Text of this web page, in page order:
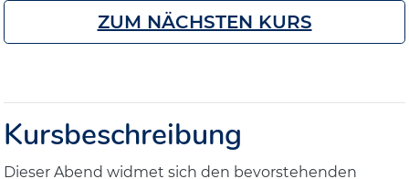
ZUM NÄCHSTEN KURS
Kursbeschreibung
Dieser Abend widmet sich den bevorstehenden